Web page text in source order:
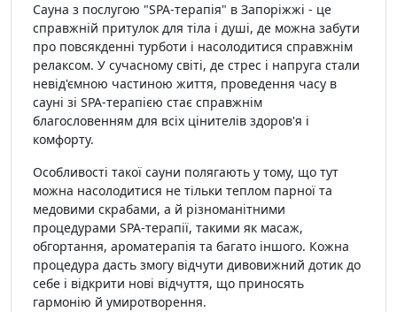
Сауна з послугою "SPA-терапія" в Запоріжжі - це
справжній притулок для тіла і душі, де можна забути
про повсякденні турботи і насолодитися справжнім
релаксом. У сучасному світі, де стрес і напруга стали
невід'ємною частиною життя, проведення часу в
сауні зі SPA-терапією стає справжнім
благословенням для всіх цінителів здоров'я і
комфорту.
Особливості такої сауни полягають у тому, що тут
можна насолодитися не тільки теплом парної та
медовими скрабами, а й різноманітними
процедурами SPA-терапії, такими як масаж,
обгортання, ароматерапія та багато іншого. Кожна
процедура дасть змогу відчути дивовижний дотик до
себе і відкрити нові відчуття, що приносять
гармонію й умиротворення.